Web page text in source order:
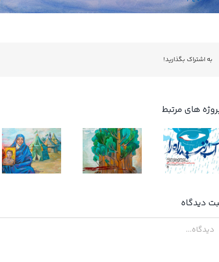
به اشتراك بگذاريد!
های مرتبط
آب زنید راه را کوچک جنگلی
ديدگاه